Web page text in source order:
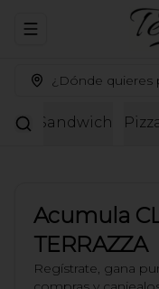
Abrir menu de
¿Dónde quieres
Sandwich
Acumula
TERRAZZA
Regístrate, gana